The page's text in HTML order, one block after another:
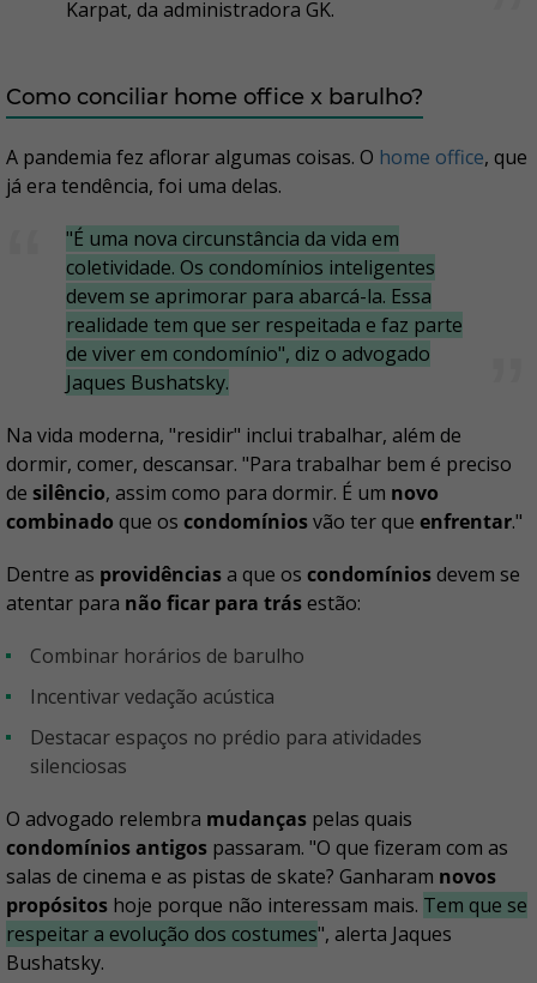
Karpat, da administradora GK.
Como conciliar home office x barulho?
A pandemia fez aflorar algumas coisas. O home office, que
já era tendência, foi uma delas.
"É uma nova circunstância da vida em
coletividade. Os condomínios inteligentes
devem se aprimorar para abarcá-la. Essa
realidade tem que ser respeitada e faz parte
de viver em condomínio", diz o advogado
Jaques Bushatsky.
Na vida moderna, "residir" inclui trabalhar, além de
dormir, comer, descansar. "Para trabalhar bem é preciso
de silêncio, assim como para dormir. É um novo
combinado que os condomíniosvão ter que enfrentar."
Dentre as providênciasa que os condomíniosdevem se
atentar para não ficar para trásestão:
combinar horários de barulho
incentivar vedação acústica
destacar espaços no prédio para atividades
silenciosas
O advogado relembra mudanças pelas quais
condomínios antigos passaram. "O que fizeram com as
salas de cinema e as pistas de skate? Ganharam novos
propósitos hoje porque não interessam mais. Tem que se
respeitar a evolução dos costumes", alerta Jaques
Bushatsky.